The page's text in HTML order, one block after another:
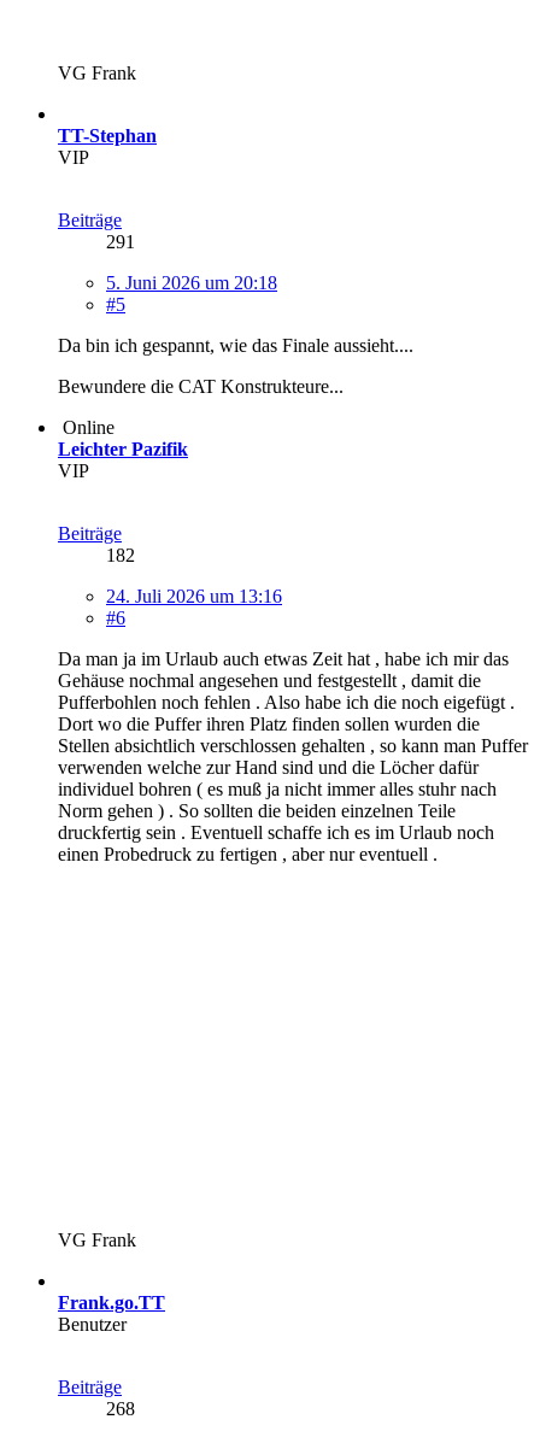
VG Frank
TT-Stephan
VIP
Beiträge
291
5. Juni 2026 um 20:18
#5
Da bin ich gespannt, wie das Finale aussieht....
Bewundere die CAT Konstrukteure...
Online
Leichter Pazifik
VIP
Beiträge
182
24. Juli 2026 um 13:16
#6
Da man ja im Urlaub auch etwas Zeit hat , habe ich mir das
Gehäuse nochmal angesehen und festgestellt , damit die
Pufferbohlen noch fehlen . Also habe ich die noch eigefügt .
Dort wo die Puffer ihren Platz finden sollen wurden die
Stellen absichtlich verschlossen gehalten , so kann man Puffer
verwenden welche zur Hand sind und die Löcher dafür
individuel bohren ( es muß ja nicht immer alles stuhr nach
Norm gehen ) . So sollten die beiden einzelnen Teile
druckfertig sein . Eventuell schaffe ich es im Urlaub noch
einen Probedruck zu fertigen , aber nur eventuell .
VG Frank
Frank.go.TT
Benutzer
Beiträge
268